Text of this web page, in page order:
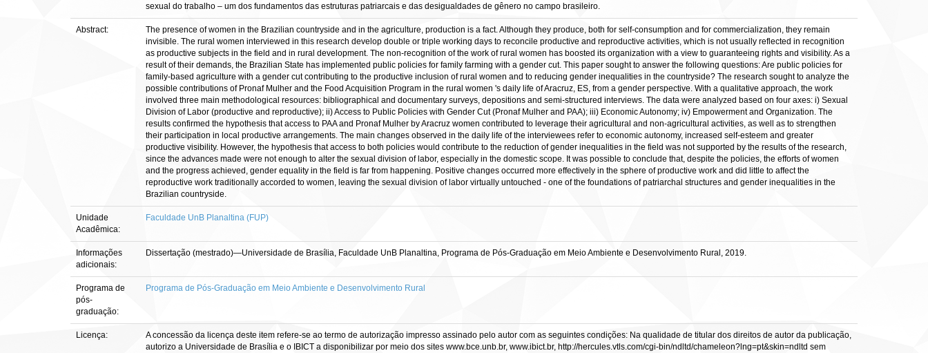
sexual do trabalho – um dos fundamentos das estruturas patriarcais e das desigualdades de gênero no campo brasileiro.
Abstract:
The presence of women in the Brazilian countryside and in the agriculture, production is a fact. Although they produce, both for self-consumption and for commercialization, they remain
invisible. The rural women interviewed in this research develop double or triple working days to reconcile productive and reproductive activities, which is not usually reflected in recognition
as productive subjects in the field and in rural development. The non-recognition of the work of rural women has boosted its organization with a view to guaranteeing rights and visibility. As a
result of their demands, the Brazilian State has implemented public policies for family farming with a gender cut. This paper sought to answer the following questions: Are public policies for
family-based agriculture with a gender cut contributing to the productive inclusion of rural women and to reducing gender inequalities in the countryside? The research sought to analyze the
possible contributions of Pronaf Mulher and the Food Acquisition Program in the rural women 's daily life of Aracruz, ES, from a gender perspective. With a qualitative approach, the work
involved three main methodological resources: bibliographical and documentary surveys, depositions and semi-structured interviews. The data were analyzed based on four axes: i) Sexual
Division of Labor (productive and reproductive); ii) Access to Public Policies with Gender Cut (Pronaf Mulher and PAA); iii) Economic Autonomy; iv) Empowerment and Organization. The
results confirmed the hypothesis that access to PAA and Pronaf Mulher by Aracruz women contributed to leverage their agricultural and non-agricultural activities, as well as to strengthen
their participation in local productive arrangements. The main changes observed in the daily life of the interviewees refer to economic autonomy, increased self-esteem and greater
productive visibility. However, the hypothesis that access to both policies would contribute to the reduction of gender inequalities in the field was not supported by the results of the research,
since the advances made were not enough to alter the sexual division of labor, especially in the domestic scope. It was possible to conclude that, despite the policies, the efforts of women
and the progress achieved, gender equality in the field is far from happening. Positive changes occurred more effectively in the sphere of productive work and did little to affect the
reproductive work traditionally accorded to women, leaving the sexual division of labor virtually untouched - one of the foundations of patriarchal structures and gender inequalities in the
Brazilian countryside.
Unidade
Acadêmica:
Faculdade UnB Planaltina (FUP)
Informações
adicionais:
Dissertação (mestrado)—Universidade de Brasília, Faculdade UnB Planaltina, Programa de Pós-Graduação em Meio Ambiente e Desenvolvimento Rural, 2019.
Programa de
pós-
graduação:
Programa de Pós-Graduação em Meio Ambiente e Desenvolvimento Rural
Licença:
A concessão da licença deste item refere-se ao termo de autorização impresso assinado pelo autor com as seguintes condições: Na qualidade de titular dos direitos de autor da publicação,
autorizo a Universidade de Brasília e o IBICT a disponibilizar por meio dos sites www.bce.unb.br, www.ibict.br, http://hercules.vtls.com/cgi-bin/ndltd/chameleon?lng=pt&skin=ndltd sem